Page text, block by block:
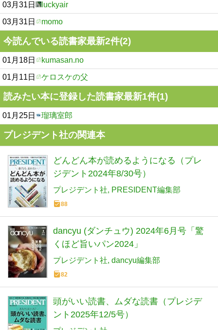
03月31日 luckyair
03月31日 momo
今読んでいる読書家最新2件(2)
01月18日 kumasan.no
01月11日 ケロスケの父
読みたい本に登録した読書家最新1件(1)
01月25日 瑠璃室郎
プレジデント社の関連本
どんどん本が読めるようになる（プレ
ジデント2024年8/30号）
プレジデント社 PRESIDENT編集部
88
dancyu (ダンチュウ) 2024年6月号「驚
くほど旨いパン2024」
プレジデント社 dancyu編集部
82
頭がいい読書、ムダな読書（プレジデ
ント2025年12/5号）